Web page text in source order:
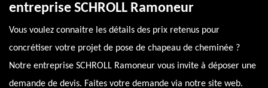
entreprise SCHROLL Ramoneur
Vous voulez connaitre les détails des prix retenus pour
concrétiser votre projet de pose de chapeau de cheminée ?
Notre entreprise SCHROLL Ramoneur vous invite à déposer une
demande de devis. Faites votre demande via notre site web.